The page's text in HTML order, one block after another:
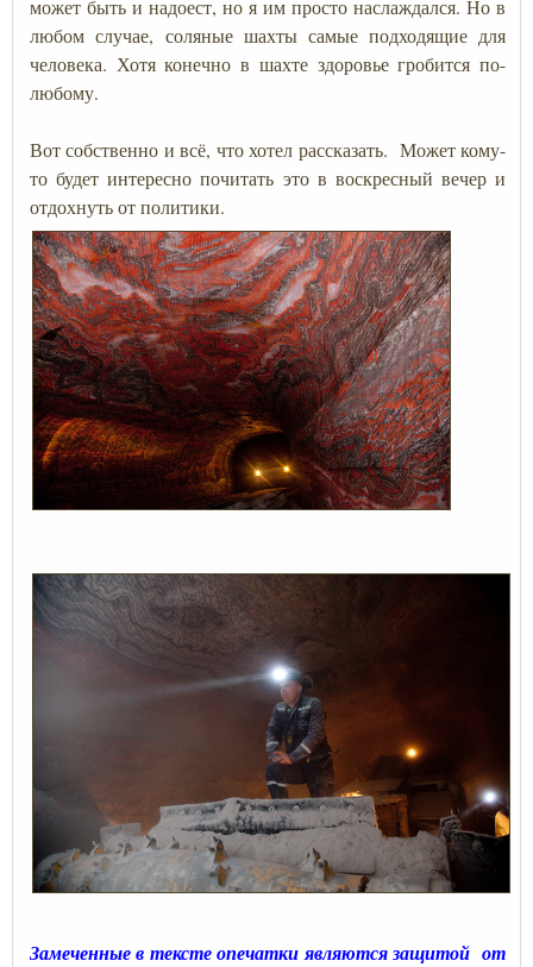
может быть и надоест, но я им просто наслаждался. Но в
любом случае, соляные шахты самые подходящие для
человека. Хотя конечно в шахте здоровье гробится по-
любому.
Вот собственно и всё, что хотел рассказать. Может кому-
то будет интересно почитать это в воскресный вечер и
отдохнуть от политики.
Замеченные в тексте опечатки являются защитой от